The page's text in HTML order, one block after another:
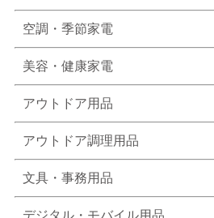
空調・季節家電
美容・健康家電
アウトドア用品
アウトドア調理用品
文具・事務用品